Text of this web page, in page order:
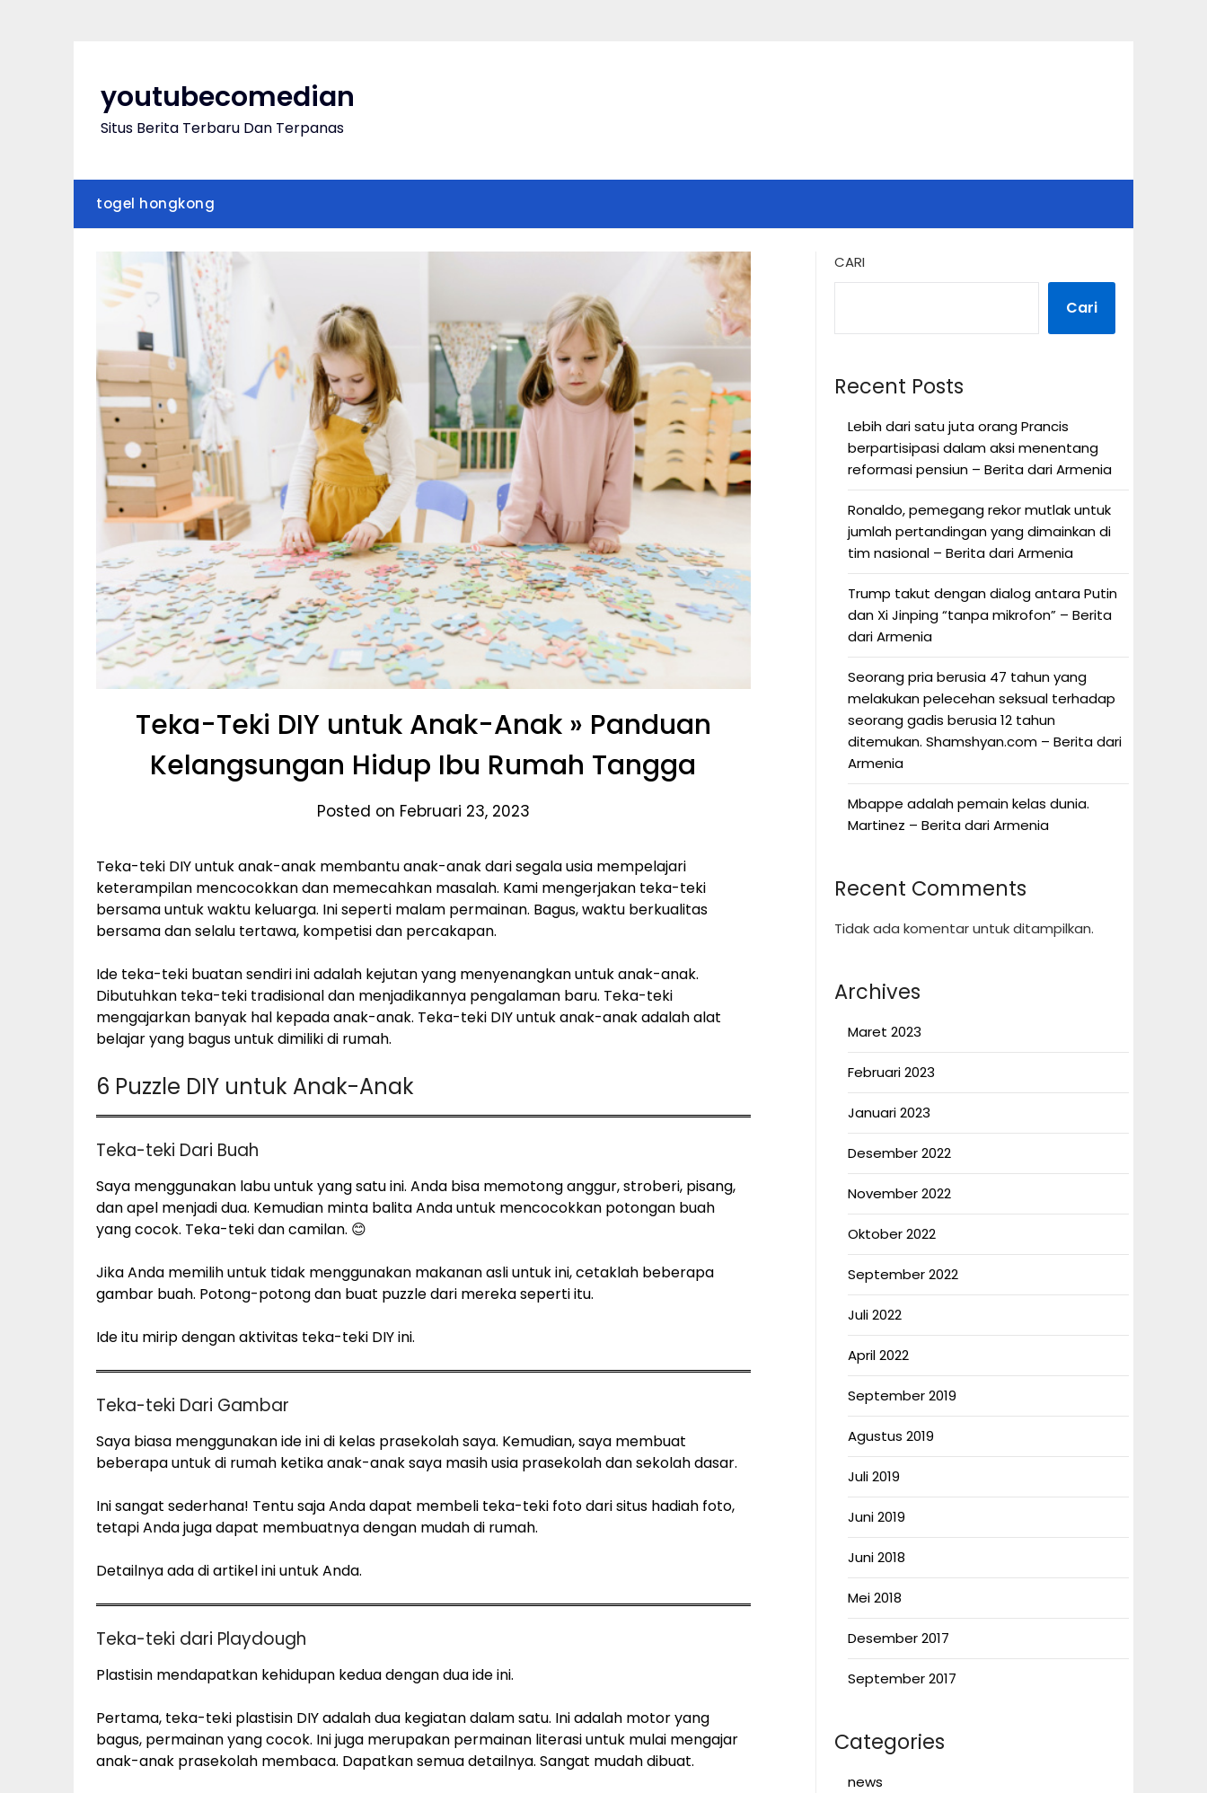
youtubecomedian
Situs Berita Terbaru Dan Terpanas
togel hongkong
Teka-Teki DIY untuk Anak-Anak » Panduan
Kelangsungan Hidup Ibu Rumah Tangga
Posted on Februari 23, 2023
Teka-teki DIY untuk anak-anak membantu anak-anak dari segala usia mempelajari
keterampilan mencocokkan dan memecahkan masalah. Kami mengerjakan teka-teki
bersama untuk waktu keluarga. Ini seperti malam permainan. Bagus, waktu berkualitas
bersama dan selalu tertawa, kompetisi dan percakapan.
Ide teka-teki buatan sendiri ini adalah kejutan yang menyenangkan untuk anak-anak.
Dibutuhkan teka-teki tradisional dan menjadikannya pengalaman baru. Teka-teki
mengajarkan banyak hal kepada anak-anak. Teka-teki DIY untuk anak-anak adalah alat
belajar yang bagus untuk dimiliki di rumah.
6 Puzzle DIY untuk Anak-Anak
Teka-teki Dari Buah
Saya menggunakan labu untuk yang satu ini. Anda bisa memotong anggur, stroberi, pisang,
dan apel menjadi dua. Kemudian minta balita Anda untuk mencocokkan potongan buah
yang cocok. Teka-teki dan camilan. 😊
Jika Anda memilih untuk tidak menggunakan makanan asli untuk ini, cetaklah beberapa
gambar buah. Potong-potong dan buat puzzle dari mereka seperti itu.
Ide itu mirip dengan aktivitas teka-teki DIY ini.
Teka-teki Dari Gambar
Saya biasa menggunakan ide ini di kelas prasekolah saya. Kemudian, saya membuat
beberapa untuk di rumah ketika anak-anak saya masih usia prasekolah dan sekolah dasar.
Ini sangat sederhana! Tentu saja Anda dapat membeli teka-teki foto dari situs hadiah foto,
tetapi Anda juga dapat membuatnya dengan mudah di rumah.
Detailnya ada di artikel ini untuk Anda.
Teka-teki dari Playdough
Plastisin mendapatkan kehidupan kedua dengan dua ide ini.
Pertama, teka-teki plastisin DIY adalah dua kegiatan dalam satu. Ini adalah motor yang
bagus, permainan yang cocok. Ini juga merupakan permainan literasi untuk mulai mengajar
anak-anak prasekolah membaca. Dapatkan semua detailnya. Sangat mudah dibuat.
CARI
Cari
Recent Posts
Lebih dari satu juta orang Prancis
berpartisipasi dalam aksi menentang
reformasi pensiun – Berita dari Armenia
Ronaldo, pemegang rekor mutlak untuk
jumlah pertandingan yang dimainkan di
tim nasional – Berita dari Armenia
Trump takut dengan dialog antara Putin
dan Xi Jinping “tanpa mikrofon” – Berita
dari Armenia
Seorang pria berusia 47 tahun yang
melakukan pelecehan seksual terhadap
seorang gadis berusia 12 tahun
ditemukan. Shamshyan.com – Berita dari
Armenia
Mbappe adalah pemain kelas dunia.
Martinez – Berita dari Armenia
Recent Comments
Tidak ada komentar untuk ditampilkan.
Archives
Maret 2023
Februari 2023
Januari 2023
Desember 2022
November 2022
Oktober 2022
September 2022
Juli 2022
April 2022
September 2019
Agustus 2019
Juli 2019
Juni 2019
Juni 2018
Mei 2018
Desember 2017
September 2017
Categories
news